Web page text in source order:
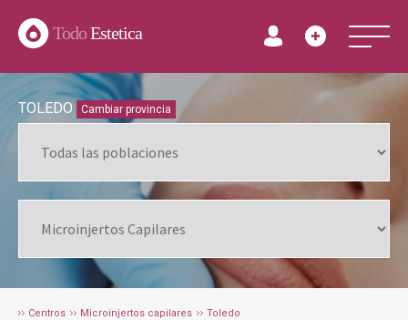
TodoEstetica
TOLEDO Cambiar provincia
Centros Microinjertos capilares Toledo